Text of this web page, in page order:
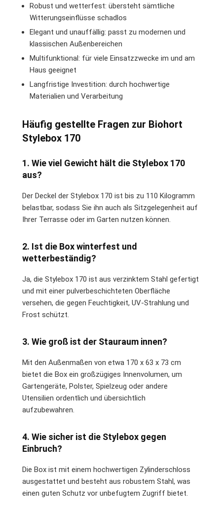
Robust und wetterfest: übersteht sämtliche
Witterungseinflüsse schadlos
Elegant und unauffällig: passt zu modernen und
klassischen Außenbereichen
Multifunktional: für viele Einsatzzwecke im und am
Haus geeignet
Langfristige Investition: durch hochwertige
Materialien und Verarbeitung
Häufig gestellte Fragen zur Biohort
Stylebox 170
1. Wie viel Gewicht hält die Stylebox 170
aus?
Der Deckel der Stylebox 170 ist bis zu 110 Kilogramm
belastbar, sodass Sie ihn auch als Sitzgelegenheit auf
Ihrer Terrasse oder im Garten nutzen können.
2. Ist die Box winterfest und
wetterbeständig?
Ja, die Stylebox 170 ist aus verzinktem Stahl gefertigt
und mit einer pulverbeschichteten Oberfläche
versehen, die gegen Feuchtigkeit, UV-Strahlung und
Frost schützt.
3. Wie groß ist der Stauraum innen?
Mit den Außenmaßen von etwa 170 x 63 x 73 cm
bietet die Box ein großzügiges Innenvolumen, um
Gartengeräte, Polster, Spielzeug oder andere
Utensilien ordentlich und übersichtlich
aufzubewahren.
4. Wie sicher ist die Stylebox gegen
Einbruch?
Die Box ist mit einem hochwertigen Zylinderschloss
ausgestattet und besteht aus robustem Stahl, was
einen guten Schutz vor unbefugtem Zugriff bietet.